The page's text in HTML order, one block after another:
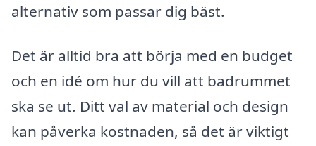
alternativ som passar dig bäst.
Det är alltid bra att börja med en budget
och en idé om hur du vill att badrummet
ska se ut. Ditt val av material och design
kan påverka kostnaden, så det är viktigt